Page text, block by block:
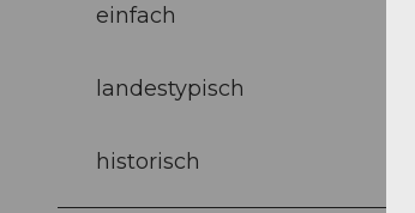
einfach
landestypisch
historisch